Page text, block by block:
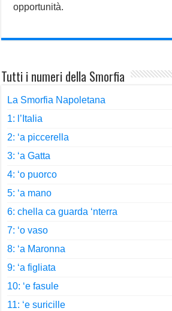
opportunità.
Tutti i numeri della Smorfia
La Smorfia Napoletana
1: l’Italia
2: ‘a piccerella
3: ‘a Gatta
4: ‘o puorco
5: ‘a mano
6: chella ca guarda ‘nterra
7: ‘o vaso
8: ‘a Maronna
9: ‘a figliata
10: ‘e fasule
11: ‘e suricille